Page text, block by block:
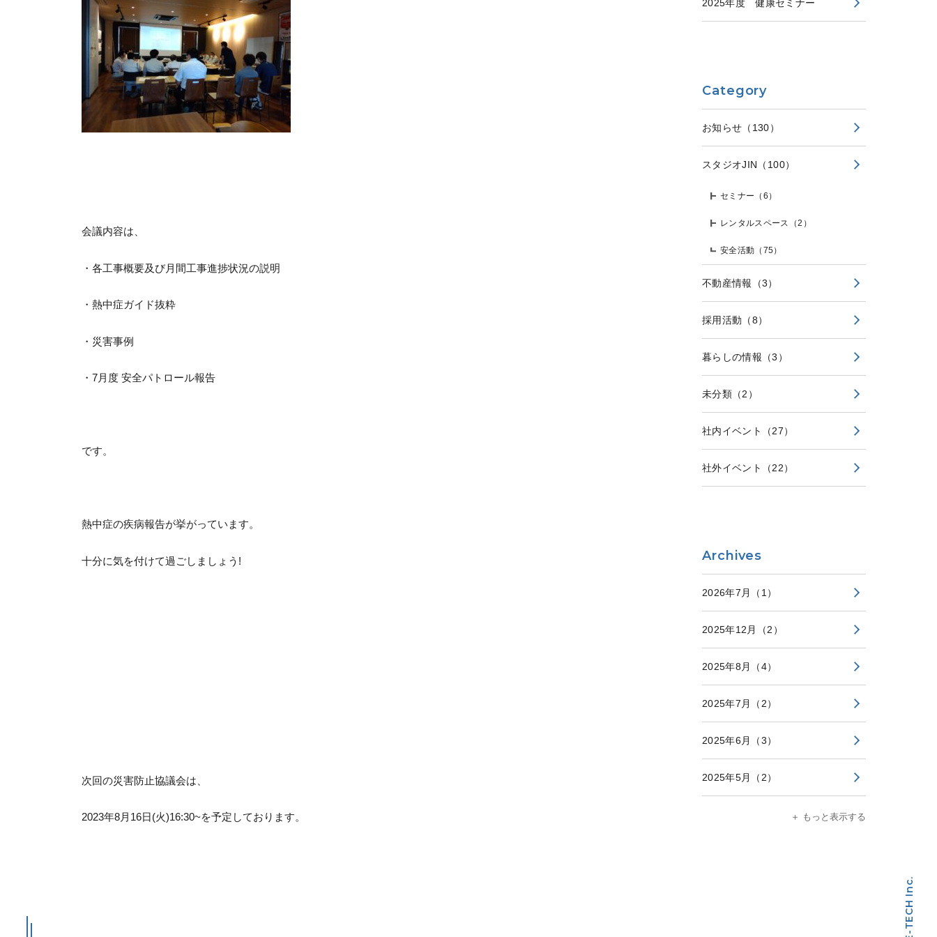
会議内容は、
・各工事概要及び月間工事進捗状況の説明
・熱中症ガイド抜粋
・災害事例
・7月度 安全パトロール報告
です。
熱中症の疾病報告が挙がっています。
十分に気を付けて過ごしましょう!
次回の災害防止協議会は、
2023年8月16日(火)16:30~を予定しております。
2025年度 健康セミナー
Category
お知らせ （130）
スタジオJIN （100）
セミナー （6）
レンタルスペース （2）
安全活動 （75）
不動産情報 （3）
採用活動 （8）
暮らしの情報 （3）
未分類 （2）
社内イベント （27）
社外イベント （22）
Archives
2026年7月 （1）
2025年12月 （2）
2025年8月 （4）
2025年7月 （2）
2025年6月 （3）
2025年5月 （2）
＋ もっと表示する